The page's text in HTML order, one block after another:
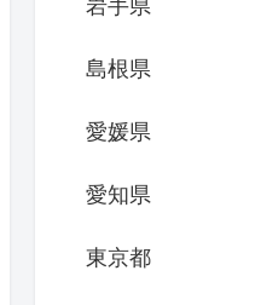
岩手県
島根県
愛媛県
愛知県
東京都